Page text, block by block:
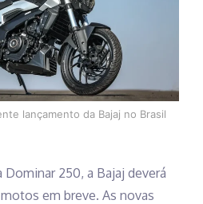
lançamento da Bajaj no Brasil
250, a Bajaj deverá
em breve. As novas